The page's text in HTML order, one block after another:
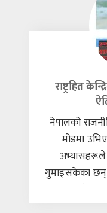
पनि होइन।
विवेक
राष्ट्रहित
नेपालको
मोडमा
गुमाइसकेका छन्